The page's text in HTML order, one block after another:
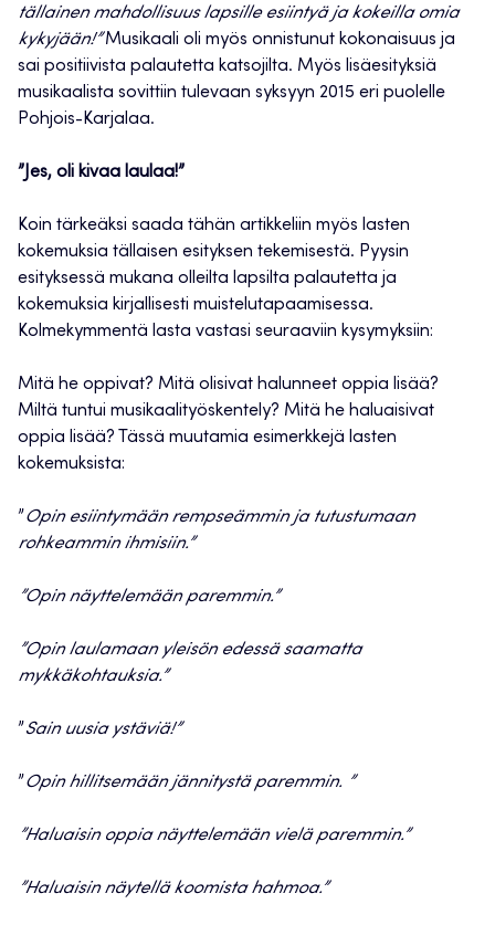
tällainen mahdollisuus lapsille esiintyä ja kokeilla omia
kykyjään!”Musikaali oli myös onnistunut kokonaisuus ja
sai positiivista palautetta katsojilta. Myös lisäesityksiä
musikaalista sovittiin tulevaan syksyyn 2015 eri puolelle
Pohjois-Karjalaa.
”Jes, oli kivaa laulaa!”
Koin tärkeäksi saada tähän artikkeliin myös lasten
kokemuksia tällaisen esityksen tekemisestä. Pyysin
esityksessä mukana olleilta lapsilta palautetta ja
kokemuksia kirjallisesti muistelutapaamisessa.
Kolmekymmentä lasta vastasi seuraaviin kysymyksiin:
Mitä he oppivat? Mitä olisivat halunneet oppia lisää?
Miltä tuntui musikaalityöskentely? Mitä he haluaisivat
oppia lisää? Tässä muutamia esimerkkejä lasten
kokemuksista:
”Opin esiintymään rempseämmin ja tutustumaan
rohkeammin ihmisiin.”
”Opin näyttelemään paremmin.”
”Opin laulamaan yleisön edessä saamatta
mykkäkohtauksia.”
”Sain uusia ystäviä!”
”Opin hillitsemään jännitystä paremmin. ”
”Haluaisin oppia näyttelemään vielä paremmin.”
”Haluaisin näytellä koomista hahmoa.”